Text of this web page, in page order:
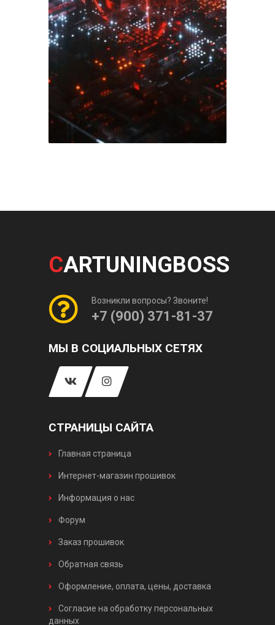
CARTUNINGBOSS
Возникли вопросы? Звоните!
+7 (900) 371-81-37
МЫ В СОЦИАЛЬНЫХ СЕТЯХ
СТРАНИЦЫ САЙТА
Главная страница
Интернет-магазин прошивок
Информация о нас
Форум
Заказ прошивок
Обратная связь
Оформление, оплата, цены, доставка
Согласие на обработку персональных
данных